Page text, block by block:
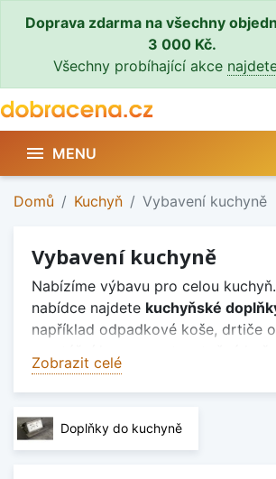
Doprava zdarma na všechny
3 000 Kč.
Všechny probíhající akce
 MENU
Domů Kuchyň Vybavení kuchyně
Vybavení kuchyně
Zobrazit celé
Nabízíme výbavu pro celou
nabídce najdete kuchyňské
například odpadkové koše, drtiče
multifunkční sloupy, drátěné koše,
skříně, drátěný program a bodová
svítidla od známých značek jako je
Brilum, Franke, Ideal Trade, Mivokor,
Doplňky do kuchyně